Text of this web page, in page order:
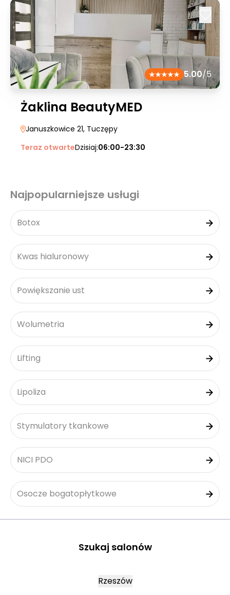
5.00/5
Żaklina BeautyMED
Januszkowice 21, Tuczępy
Teraz otwarteDzisiaj:06:00-23:30
Najpopularniejsze usługi
Botox
Kwas hialuronowy
Powiększanie ust
Wolumetria
Lifting
Lipoliza
Stymulatory tkankowe
NICI PDO
Osocze bogatopłytkowe
Szukaj salonów
Rzeszów